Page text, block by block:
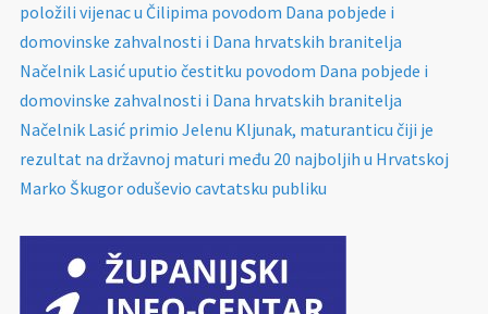
položili vijenac u Čilipima povodom Dana pobjede i
domovinske zahvalnosti i Dana hrvatskih branitelja
Načelnik Lasić uputio čestitku povodom Dana pobjede i
domovinske zahvalnosti i Dana hrvatskih branitelja
Načelnik Lasić primio Jelenu Kljunak, maturanticu čiji je
rezultat na državnoj maturi među 20 najboljih u Hrvatskoj
Marko Škugor oduševio cavtatsku publiku